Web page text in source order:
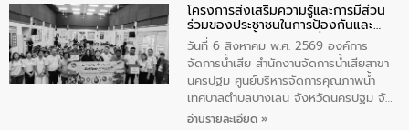
ประชาชน ตัวแทนจากโรงแรมต่างๆ ในเขต
เทศบาลตำบลราไวย์ ศูนย์บริหารจัดการ
คุณภาพน้ำเทศบาลตำบลราไวย์ นำโดยนาย
น้อย แก้วเศษ ผู้จัดการสำนักงานจัดการน้ำ
เสียสาขาภูเก็ต พร้อมด้วยเจ้าหน้าที่ จำนวน
5 คน ร่วมทำกิจกรรม ทำความสะอาด
ชายหาดและแหล่งท่องเที่ยว ณ บริเวณ
โครงการส่งเสริมความรู้และการมีส่วน
ร่วมของประชาชนในการป้องกันและ
แก้ไขปัญหาน้ำเสียอย่างยั่งยืน
วันที่ 6 สิงหาคม พ.ศ. 2569 องค์การ
จัดการน้ำเสีย สำนักงานจัดการน้ำเสียสาขา
นครปฐม ศูนย์บริหารจัดการคุณภาพน้ำ
เทศบาลตำบลบางเลน จังหวัดนครปฐม จัด
กิจกรรมภายใต้โครงการส่งเสริมความรู้และ
อ่านรายละเอียด »